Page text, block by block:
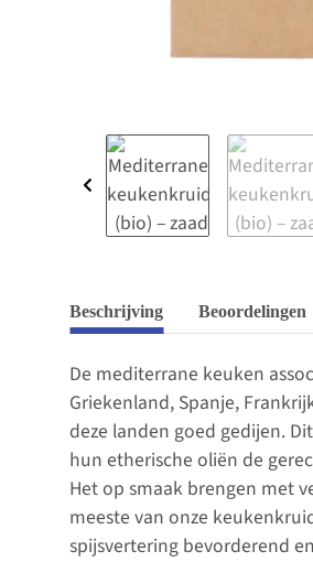
Beschrijving Beoordelingen
De mediterrane keuken
Griekenland, Spanje,
deze landen goed gedijen.
hun etherische oliën de
Het op smaak brengen met
meeste van onze
spijsvertering bevorderend